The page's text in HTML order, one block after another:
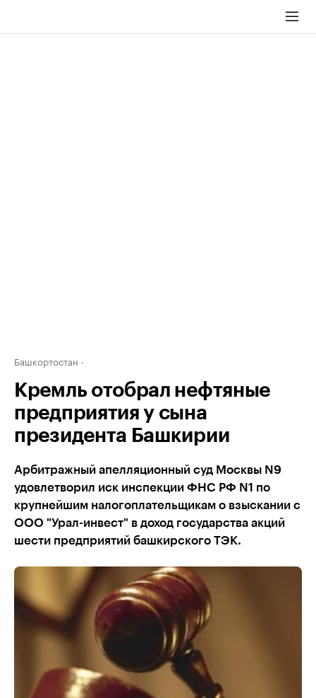
Башкортостан
Кремль отобрал нефтяные
предприятия у сына
президента Башкирии
Арбитражный апелляционный суд Москвы N9
удовлетворил иск инспекции ФНС РФ N1 по
крупнейшим налогоплательщикам о взыскании с
ООО "Урал-инвест" в доход государства акций
шести предприятий башкирского ТЭК.